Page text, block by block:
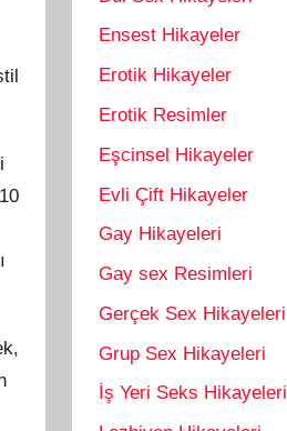
Ensest Hikayeler
Erotik Hikayeler
Erotik Resimler
Eşcinsel Hikayeler
Evli Çift Hikayeler
Gay Hikayeleri
Gay sex Resimleri
Gerçek Sex Hikayeleri
Grup Sex Hikayeleri
İş Yeri Seks Hikayeleri